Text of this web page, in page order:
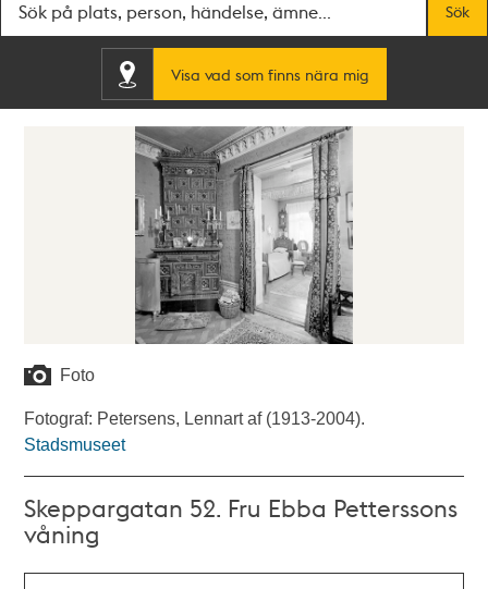
Sök
Visa vad som finns nära mig
Foto
Fotograf: Petersens, Lennart af (1913-2004).
Stadsmuseet
Skeppargatan 52. Fru Ebba Petterssons
våning